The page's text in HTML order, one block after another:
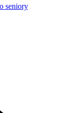
seniory